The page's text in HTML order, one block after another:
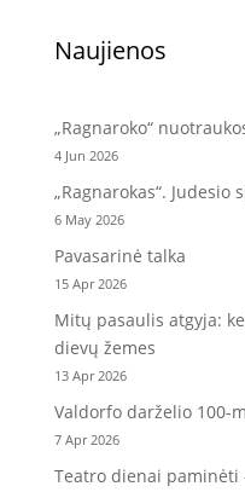
Naujienos
„Ragnaroko“
4 Jun 2026
„Ragnarokas“. Judesio
6 May 2026
Pavasarinė talka
15 Apr 2026
Mitų pasaulis atgyja:
dievų žemes
13 Apr 2026
Valdorfo darželio 100-
7 Apr 2026
Teatro dienai paminėti